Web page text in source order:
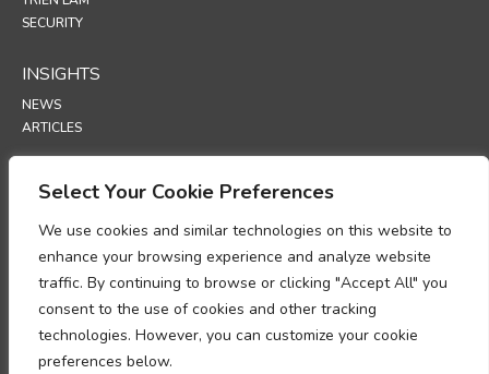
Select Your Cookie Preferences
We use cookies and similar technologies on this website to
enhance your browsing experience and analyze website
traffic. By continuing to browse or clicking "Accept All" you
consent to the use of cookies and other tracking
technologies. However, you can customize your cookie
preferences below.
SECURITY
INSIGHTS
NEWS
ARTICLES
SUPPORT
POLICIES
CHÍNH SÁCH BẢO MẬT
INFORMASJONSKAPSLER
BẢN GHI NHỚ VỀ TUÂN THỦ XỬ LÝ DỮ LIỆU CÁ NHÂN
PHỤ LỤC XỬ LÝ DỮ LIỆU